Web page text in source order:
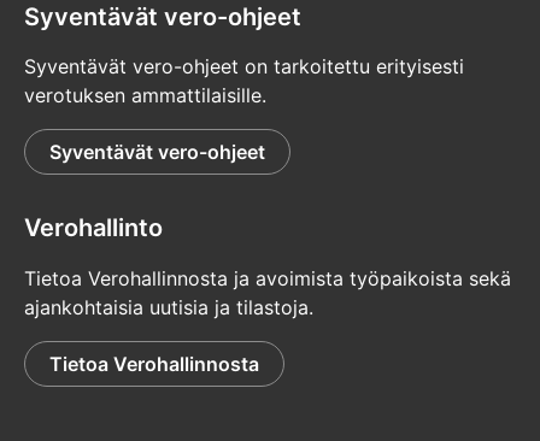
Syventävät vero-ohjeet
Syventävät vero-ohjeet on tarkoitettu erityisesti
verotuksen ammattilaisille.
Syventävät vero-ohjeet
Verohallinto
Tietoa Verohallinnosta ja avoimista työpaikoista sekä
ajankohtaisia uutisia ja tilastoja.
Tietoa Verohallinnosta